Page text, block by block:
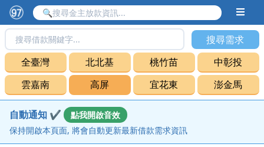
搜尋需求
全臺灣
北北基 桃竹苗
中彰投
雲嘉南
高屏 宜花東 澎金馬
自動通知 ✔
點我開啟音效
保持開啟本頁面, 將會自動更新最新借款需求資訊